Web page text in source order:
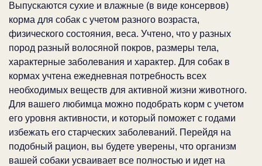
Выпускаются сухие и влажные (в виде консервов)
корма для собак с учетом разного возраста,
физического состояния, веса. Учтено, что у разных
пород разный волосяной покров, размеры тела,
характерные заболевания и характер. Для собак в
кормах учтена ежедневная потребность всех
необходимых веществ для активной жизни животного.
Для вашего любимца можно подобрать корм с учетом
его уровня активности, и который поможет с годами
избежать его старческих заболеваний. Перейдя на
подобный рацион, вы будете уверены, что организм
вашей собаки усваивает все полностью и идет на